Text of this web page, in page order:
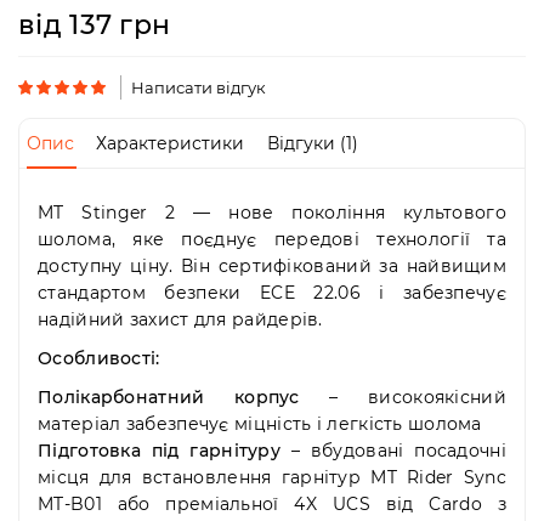
Режим
Пн-
09:00
-
Сб
10:00
-
19:00
-
вихідний
від 137 грн
Написати відгук
Опис Характеристики Відгуки (1)
MT Stinger 2 — нове покоління культового
шолома, яке поєднує передові технології та
доступну ціну. Він сертифікований за найвищим
стандартом безпеки ECE 22.06 і забезпечує
надійний захист для райдерів.
Особливості:
Полікарбонатний корпус – високоякісний
матеріал забезпечує міцність і легкість шолома
Підготовка під гарнітуру – вбудовані посадочні
місця для встановлення гарнітур MT Rider Sync
MT-B01 або преміальної 4X UCS від Cardo з